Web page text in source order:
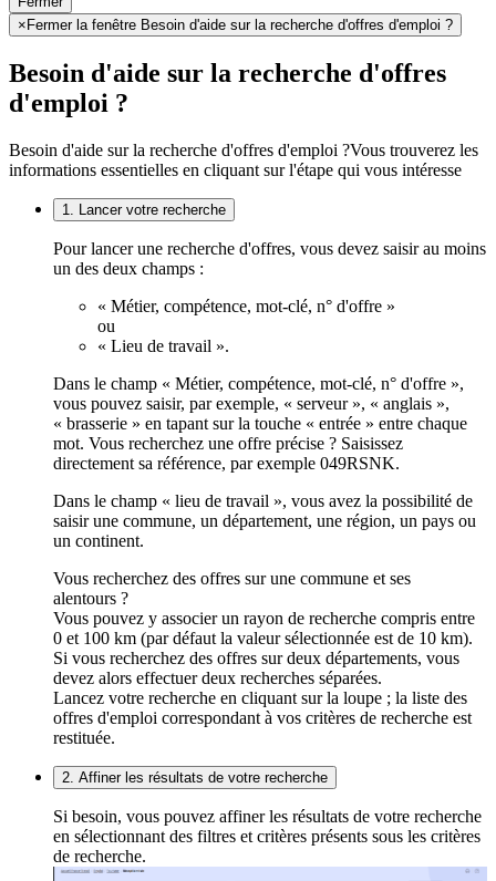
× Fermer la fenêtre Besoin d'aide sur la recherche d'offres d'emploi ?
Besoin d'aide sur la recherche d'offres
d'emploi ?
Besoin d'aide sur la recherche d'offres d'emploi ?Vous trouverez les
informations essentielles en cliquant sur l'étape qui vous intéresse
1. Lancer votre recherche
Pour lancer une recherche d'offres, vous devez saisir au moins
un des deux champs :
« Métier, compétence, mot-clé, n° d'offre »
ou
« Lieu de travail ».
Dans le champ « Métier, compétence, mot-clé, n° d'offre »,
vous pouvez saisir, par exemple, « serveur », « anglais »,
« brasserie » en tapant sur la touche « entrée » entre chaque
mot. Vous recherchez une offre précise ? Saisissez
directement sa référence, par exemple 049RSNK.
Dans le champ « lieu de travail », vous avez la possibilité de
saisir une commune, un département, une région, un pays ou
un continent.
Vous recherchez des offres sur une commune et ses
alentours ?
Vous pouvez y associer un rayon de recherche compris entre
0 et 100 km (par défaut la valeur sélectionnée est de 10 km).
Si vous recherchez des offres sur deux départements, vous
devez alors effectuer deux recherches séparées.
Lancez votre recherche en cliquant sur la loupe ; la liste des
offres d'emploi correspondant à vos critères de recherche est
restituée.
2. Affiner les résultats de votre recherche
Si besoin, vous pouvez affiner les résultats de votre recherche
en sélectionnant des filtres et critères présents sous les critères
de recherche.